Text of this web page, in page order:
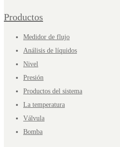
Productos
Medidor de flujo
Análisis de líquidos
Nivel
Presión
Productos del sistema
La temperatura
Válvula
Bomba